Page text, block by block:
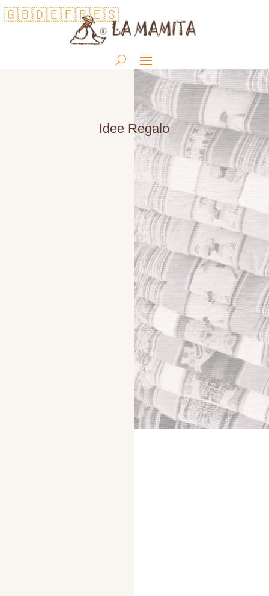
🇬🇧🇩🇪🇫🇷🇪🇸
Idee Regalo
Regali di Natale originali: ispirazione e creatività per
feste magiche Le festività natalizie sono un momento
magico, un'opportunità per mostrare ai nostri cari
quanto sono speciali. Quale modo migliore per
esprimere questo affetto se non scegliere regali di